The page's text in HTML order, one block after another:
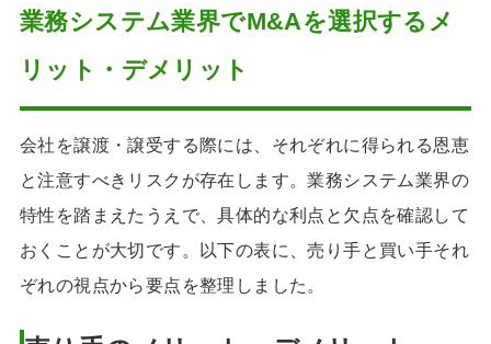
業務システム業界でM&Aを選択するメ
リット・デメリット
会社を譲渡・譲受する際には、それぞれに得られる恩恵
と注意すべきリスクが存在します。業務システム業界の
特性を踏まえたうえで、具体的な利点と欠点を確認して
おくことが大切です。以下の表に、売り手と買い手それ
ぞれの視点から要点を整理しました。